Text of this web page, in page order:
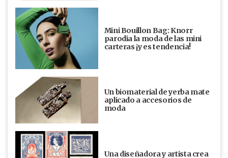
Mini Bouillon Bag: Knorr
parodia la moda de las mini
carteras ¡y es tendencia!
Un biomaterial de yerba mate
aplicado a accesorios de
moda
Una diseñadora y artista crea